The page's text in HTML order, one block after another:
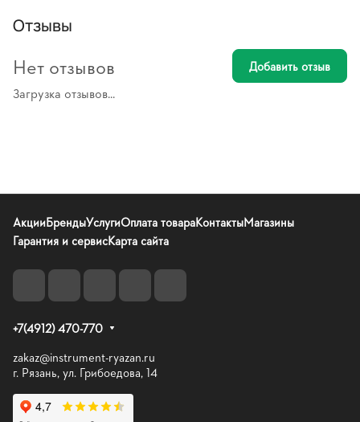
Отзывы
Загрузка отзывов...
Нет отзывов Добавить отзыв
АкцииБрендыУслугиОплата товараКонтактыМагазины
Гарантия и сервисКарта сайта
+7(4912) 470-770
zakaz@instrument-ryazan.ru
г. Рязань, ул. Грибоедова, 14